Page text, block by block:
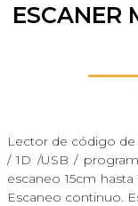
ESCANER
Lector de código de
/ 1D /USB /
escaneo 15cm
Escaneo continuo.